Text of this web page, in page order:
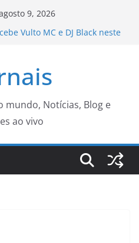
9, 2026
Vulto MC e DJ Black neste
e durante a paternidade
para que Bolsonaro receba
filas para tomar vacina
Montenegro enfrenta
mundo, Notícias, Blog e
ao vivo